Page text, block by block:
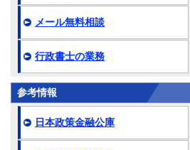
メール無料相談
行政書士の業務
参考情報
日本政策金融公庫